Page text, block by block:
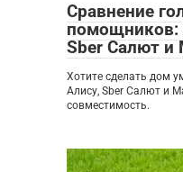
Сравнение
помощников:
Sber Салют и
Хотите сделать дом
Алису, Sber Салют и
совместимость.